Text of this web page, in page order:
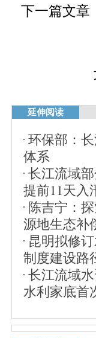
下一篇文章
延伸阅读
环保部：
体系
长江流域
提前11天入
陈吉宁：
源地生态补
昆明拟修
制度建设路
长江流域
水利家底首